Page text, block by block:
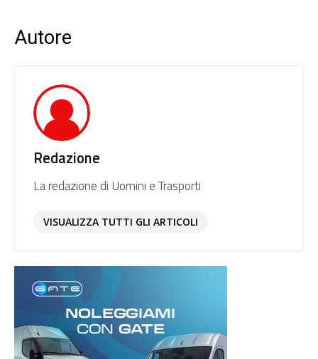
Autore
Redazione
La redazione di Uomini e Trasporti
VISUALIZZA TUTTI GLI ARTICOLI